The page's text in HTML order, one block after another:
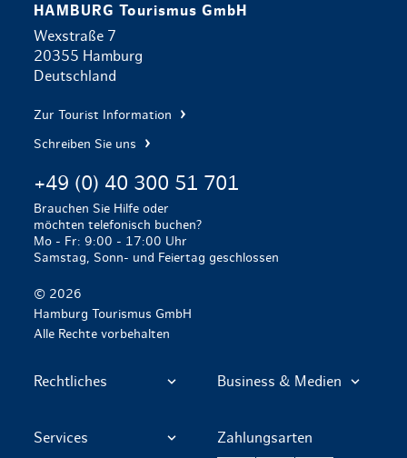
HAMBURG Tourismus GmbH
Wexstraße 7
20355 Hamburg
Deutschland
Zur Tourist Information
Schreiben Sie uns
+49 (0) 40 300 51 701
Brauchen Sie Hilfe oder
möchten telefonisch buchen?
Mo - Fr: 9:00 - 17:00 Uhr
Samstag, Sonn- und Feiertag geschlossen
© 2026
Hamburg Tourismus GmbH
Alle Rechte vorbehalten
Rechtliches Business & Medien
Services Zahlungsarten